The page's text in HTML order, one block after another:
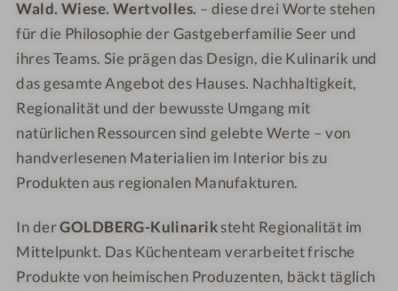
k
Wald. Wiese. Wertvolles. – diese drei Worte stehen
für die Philosophie der Gastgeberfamilie Seer und
ihres Teams. Sie prägen das Design, die Kulinarik und
das gesamte Angebot des Hauses. Nachhaltigkeit,
Regionalität und der bewusste Umgang mit
natürlichen Ressourcen sind gelebte Werte – von
handverlesenen Materialien im Interior bis zu
Produkten aus regionalen Manufakturen.
In derGOLDBERG-Kulinariksteht Regionalität im
Mittelpunkt. Das Küchenteam verarbeitet frische
Produkte von heimischen Produzenten, bäckt täglich